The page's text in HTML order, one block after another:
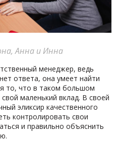
Анна и Инна
менеджер, ведь
ответа, она умеет найти
то, что в таком большом
маленький вклад. В своей
эликсир качественного
контролировать свои
и правильно объяснить